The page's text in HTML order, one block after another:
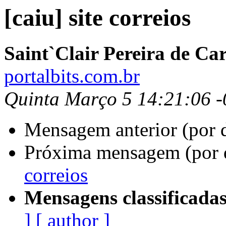
[caiu] site correios
Saint`Clair Pereira de
portalbits.com.br
Quinta Março 5 14:21:06
Mensagem anterior (por
Próxima mensagem
correios
Mensagens
] [ author ]